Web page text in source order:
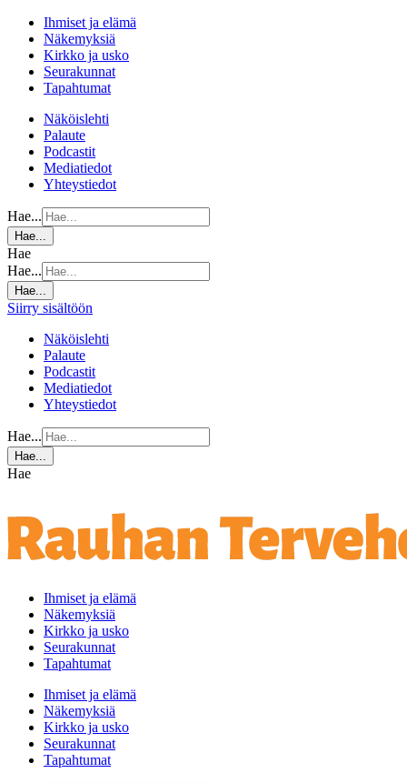
Ihmiset ja elämä
Näkemyksiä
Kirkko ja usko
Seurakunnat
Tapahtumat
Näköislehti
Palaute
Podcastit
Mediatiedot
Yhteystiedot
Hae...
Hae...
Hae
Hae...
Hae...
Siirry sisältöön
Näköislehti
Palaute
Podcastit
Mediatiedot
Yhteystiedot
Hae...
Hae...
Hae
Ihmiset ja elämä
Näkemyksiä
Kirkko ja usko
Seurakunnat
Tapahtumat
Ihmiset ja elämä
Näkemyksiä
Kirkko ja usko
Seurakunnat
Tapahtumat